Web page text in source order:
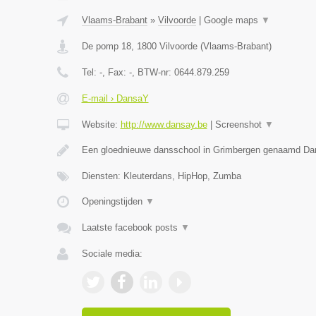
Vlaams-Brabant» Vilvoorde| Google maps ▼
De pomp 18, 1800 Vilvoorde(Vlaams-Brabant)
Tel: -, Fax: -, BTW-nr: 0644.879.259
E-mail › DansaY
Website: http://www.dansay.be| Screenshot ▼
Een gloednieuwe dansschool in Grimbergen genaamd
Diensten: Kleuterdans, HipHop, Zumba
Openingstijden ▼
Laatste facebook posts ▼
Sociale media: